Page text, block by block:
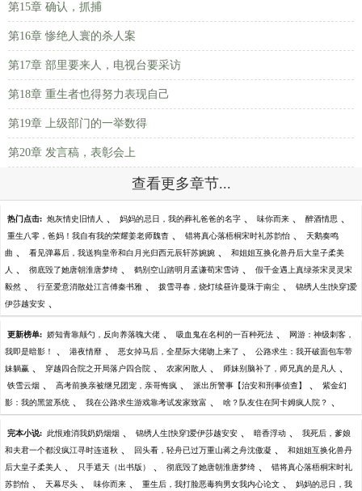
第15章 确认，抓捕
第16章 惨绝人寰的杀人案
第17章 部里要来人，电视台要采访
第18章 重生者也得努力表现自己
第19章 上级部门的一举数得
第20章 发言稿，表彰会上
查看更多章节...
热门点击: 炮灰情史旧情人 、 妈妈的忌日，我的葬礼爸爸的名字 、 味你而来 、 醉酒情思 、
重生八零，爸妈！我自有我的荣耀姜老师魏杳 、 错将真心落梧桐宋时礼苏韵怡 、 天鹅奏鸣
曲 、 看见弹幕后，我送狗皇帝和白月光归西元辰轩苏婉婉 、 和姐姐互换化兽丹后大皇子柔美
人 、 彻底毁了她唐朝淮唐梦绮 、 鹤别空山踏明月孟谦荀宋雪诗 、 假千金遇上真绿茶宋灵灵宋
毅然 、 行至爱意消散处江言傅秦书雅 、 拨雪寻春，烧灯续昼许曼珠于南尘 、 锦绣人生[快穿]爱
伊莎越安安 、
更新榜单: 娇知青靠颠勺，反向养落魄大佬 、 吸血鬼在名柯的一百种死法 、 网游：神级刺客，
我即是暗影！ 、 港夜情靡 、 恶女掉马后，全星际大佬吻上来了 、 公路求生：我开破面包车带
妹躺赢 、 穿越四合院之开局落户四合院 、 农家闲散人 、 师妹别脑补了，师兄真的是凡人 、
铁雪云烟 、 高考前换亲被继兄团宠，亲哥悔疯 、 派出所警事【治安和刑事侦查】 、 紫金幻
影：我的黑篮系统 、 我在公路求生游戏靠考试发家致富 、 啥？队友住在阿卡姆疯人院？ 、
完本小说: 此恨难消我奶奶烟烟 、 锦绣人生[快穿]爱伊莎越安安 、 暗香浮动 、 我死后，爹娘
和夫君一个都没疯江寻时连道秋 、 回头看，轻舟已过万重山蒋之舟沈傲凝 、 和姐姐互换化兽丹
后大皇子柔美人 、 只手遮天（出书版） 、 彻底毁了她唐朝淮唐梦绮 、 错将真心落梧桐宋时礼
苏韵怡 、 天幕尽头 、 味你而来 、 重生后，我打脸恶毒狗男女我内心论文 、 妈妈的忌日，我